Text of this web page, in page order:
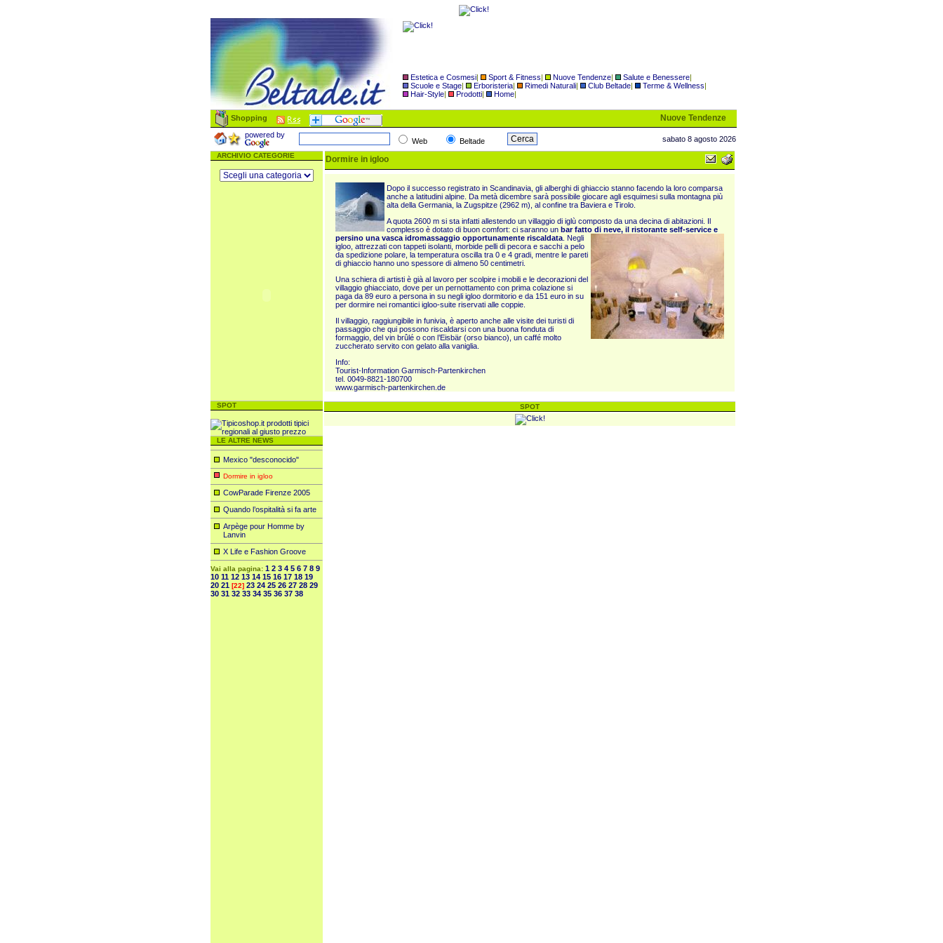
Estetica e Cosmesi| Sport & Fitness| Nuove Tendenze| Salute e Benessere|
Scuole e Stage| Erboristeria| Rimedi Naturali| Club Beltade| Terme & Wellness|
Hair-Style| Prodotti| Home|
Shopping Nuove Tendenze
powered by
Web Beltade sabato 8 agosto 2026
ARCHIVIO CATEGORIE
SPOT
LE ALTRE NEWS
Mexico "desconocido"
Dormire in igloo
CowParade Firenze 2005
Quando l’ospitalità si fa arte
Arpège pour Homme by
Lanvin
X Life e Fashion Groove
Vai alla pagina: 1 2 3 4 5 6 7 8 9
10 11 12 13 14 15 16 17 18 19
20 21 [22] 23 24 25 26 27 28 29
30 31 32 33 34 35 36 37 38
Dormire in igloo
Dopo il successo registrato in Scandinavia, gli alberghi di ghiaccio stanno facendo la loro comparsa
anche a latitudini alpine. Da metà dicembre sarà possibile giocare agli esquimesi sulla montagna più
alta della Germania, la Zugspitze (2962 m), al confine tra Baviera e Tirolo.
A quota 2600 m si sta infatti allestendo un villaggio di iglù composto da una decina di abitazioni. Il
complesso è dotato di buon comfort: ci saranno un bar fatto di neve, il ristorante self-service e
persino una vasca idromassaggio opportunamente riscaldata . Negli
igloo, attrezzati con tappeti isolanti, morbide pelli di pecora e sacchi a pelo
da spedizione polare, la temperatura oscilla tra 0 e 4 gradi, mentre le pareti
di ghiaccio hanno uno spessore di almeno 50 centimetri.
Una schiera di artisti è già al lavoro per scolpire i mobili e le decorazioni del
villaggio ghiacciato, dove per un pernottamento con prima colazione si
paga da 89 euro a persona in su negli igloo dormitorio e da 151 euro in su
per dormire nei romantici igloo-suite riservati alle coppie.
Il villaggio, raggiungibile in funivia, è aperto anche alle visite dei turisti di
passaggio che qui possono riscaldarsi con una buona fonduta di
formaggio, del vin brûlé o con l’Eisbär (orso bianco), un caffé molto
zuccherato servito con gelato alla vaniglia.
Info:
Tourist-Information Garmisch-Partenkirchen
tel. 0049-8821-180700
www.garmisch-partenkirchen.de
SPOT